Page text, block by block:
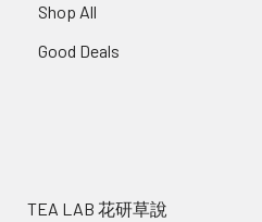
Shop All
Good Deals
TEA LAB 花研草說